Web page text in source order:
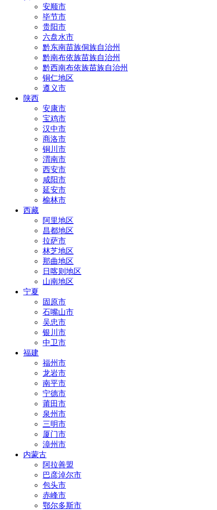
安顺市
毕节市
贵阳市
六盘水市
黔东南苗族侗族自治州
黔南布依族苗族自治州
黔西南布依族苗族自治州
铜仁地区
遵义市
陕西
安康市
宝鸡市
汉中市
商洛市
铜川市
渭南市
西安市
咸阳市
延安市
榆林市
西藏
阿里地区
昌都地区
拉萨市
林芝地区
那曲地区
日喀则地区
山南地区
宁夏
固原市
石嘴山市
吴忠市
银川市
中卫市
福建
福州市
龙岩市
南平市
宁德市
莆田市
泉州市
三明市
厦门市
漳州市
内蒙古
阿拉善盟
巴彦淖尔市
包头市
赤峰市
鄂尔多斯市